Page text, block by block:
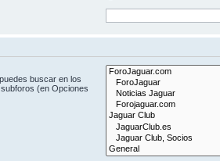
buscar en los
(en Opciones